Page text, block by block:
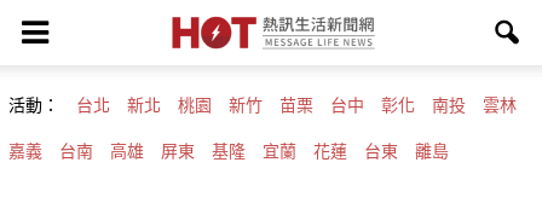
活動： 台北 新北 桃園 新竹 苗栗 台中 彰化 南投 雲林
嘉義 台南 高雄 屏東 基隆 宜蘭 花蓮 台東 離島